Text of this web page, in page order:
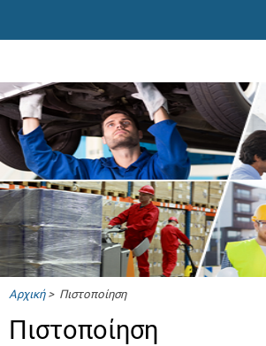
Αρχική> Πιστοποίηση
Πιστοποίηση